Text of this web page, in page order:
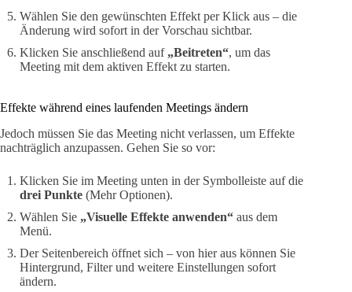
Wählen Sie den gewünschten Effekt per Klick aus – die
Änderung wird sofort in der Vorschau sichtbar.
Klicken Sie anschließend auf „Beitreten“, um das
Meeting mit dem aktiven Effekt zu starten.
Effekte während eines laufenden Meetings ändern
Jedoch müssen Sie das Meeting nicht verlassen, um Effekte
nachträglich anzupassen. Gehen Sie so vor:
Klicken Sie im Meeting unten in der Symbolleiste auf die
drei Punkte (Mehr Optionen).
Wählen Sie „Visuelle Effekte anwenden“ aus dem
Menü.
Der Seitenbereich öffnet sich – von hier aus können Sie
Hintergrund, Filter und weitere Einstellungen sofort
ändern.